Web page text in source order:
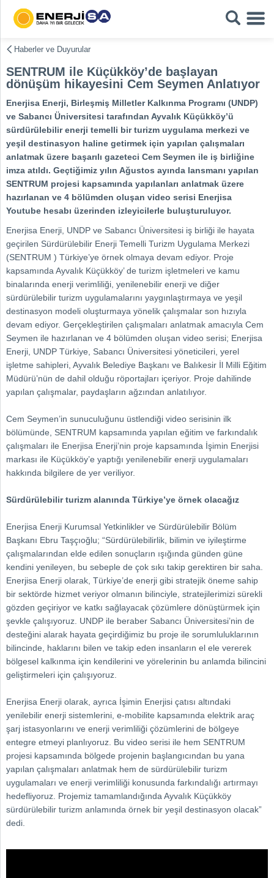
Haberler ve Duyurular
SENTRUM ile Küçükköy’de başlayan
dönüşüm hikayesini Cem Seymen Anlatıyor
Enerjisa Enerji, Birleşmiş Milletler Kalkınma Programı (UNDP)
ve Sabancı Üniversitesi tarafından Ayvalık Küçükköy’ü
sürdürülebilir enerji temelli bir turizm uygulama merkezi ve
yeşil destinasyon haline getirmek için yapılan çalışmaları
anlatmak üzere başarılı gazeteci Cem Seymen ile iş birliğine
imza atıldı. Geçtiğimiz yılın Ağustos ayında lansmanı yapılan
SENTRUM projesi kapsamında yapılanları anlatmak üzere
hazırlanan ve 4 bölümden oluşan video serisi Enerjisa
Youtube hesabı üzerinden izleyicilerle buluşturuluyor.
Enerjisa Enerji, UNDP ve Sabancı Üniversitesi iş birliği ile hayata
geçirilen Sürdürülebilir Enerji Temelli Turizm Uygulama Merkezi
(SENTRUM ) Türkiye’ye örnek olmaya devam ediyor. Proje
kapsamında Ayvalık Küçükköy’ de turizm işletmeleri ve kamu
binalarında enerji verimliliği, yenilenebilir enerji ve diğer
sürdürülebilir turizm uygulamalarını yaygınlaştırmaya ve yeşil
destinasyon modeli oluşturmaya yönelik çalışmalar son hızıyla
devam ediyor. Gerçekleştirilen çalışmaları anlatmak amacıyla Cem
Seymen ile hazırlanan ve 4 bölümden oluşan video serisi; Enerjisa
Enerji, UNDP Türkiye, Sabancı Üniversitesi yöneticileri, yerel
işletme sahipleri, Ayvalık Belediye Başkanı ve Balıkesir İl Milli Eğitim
Müdürü’nün de dahil olduğu röportajları içeriyor. Proje dahilinde
yapılan çalışmalar, paydaşların ağzından anlatılıyor.
Cem Seymen’in sunuculuğunu üstlendiği video serisinin ilk
bölümünde, SENTRUM kapsamında yapılan eğitim ve farkındalık
çalışmaları ile Enerjisa Enerji’nin proje kapsamında İşimin Enerjisi
markası ile Küçükköy’e yaptığı yenilenebilir enerji uygulamaları
hakkında bilgilere de yer veriliyor.
Sürdürülebilir turizm alanında Türkiye’ye örnek olacağız
Enerjisa Enerji Kurumsal Yetkinlikler ve Sürdürülebilir Bölüm
Başkanı Ebru Taşçıoğlu; “Sürdürülebilirlik, bilimin ve iyileştirme
çalışmalarından elde edilen sonuçların ışığında günden güne
kendini yenileyen, bu sebeple de çok sıkı takip gerektiren bir saha.
Enerjisa Enerji olarak, Türkiye’de enerji gibi stratejik öneme sahip
bir sektörde hizmet veriyor olmanın bilinciyle, stratejilerimizi sürekli
gözden geçiriyor ve katkı sağlayacak çözümlere dönüştürmek için
şevkle çalışıyoruz. UNDP ile beraber Sabancı Üniversitesi’nin de
desteğini alarak hayata geçirdiğimiz bu proje ile sorumluluklarının
bilincinde, haklarını bilen ve takip eden insanların el ele vererek
bölgesel kalkınma için kendilerini ve yörelerinin bu anlamda bilincini
geliştirmeleri için çalışıyoruz.
Enerjisa Enerji olarak, ayrıca İşimin Enerjisi çatısı altındaki
yenilebilir enerji sistemlerini, e-mobilite kapsamında elektrik araç
şarj istasyonlarını ve enerji verimliliği çözümlerini de bölgeye
entegre etmeyi planlıyoruz. Bu video serisi ile hem SENTRUM
projesi kapsamında bölgede projenin başlangıcından bu yana
yapılan çalışmaları anlatmak hem de sürdürülebilir turizm
uygulamaları ve enerji verimliliği konusunda farkındalığı artırmayı
hedefliyoruz. Projemiz tamamlandığında Ayvalık Küçükköy
sürdürülebilir turizm anlamında örnek bir yeşil destinasyon olacak”
dedi.